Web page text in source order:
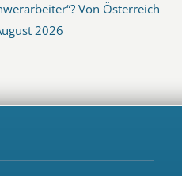
Von Österreich
2026